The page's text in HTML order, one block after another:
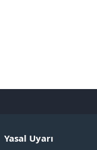
Yasal Uyarı